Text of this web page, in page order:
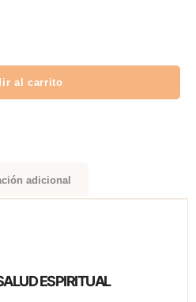
al carrito
adicional
ESPIRITUAL